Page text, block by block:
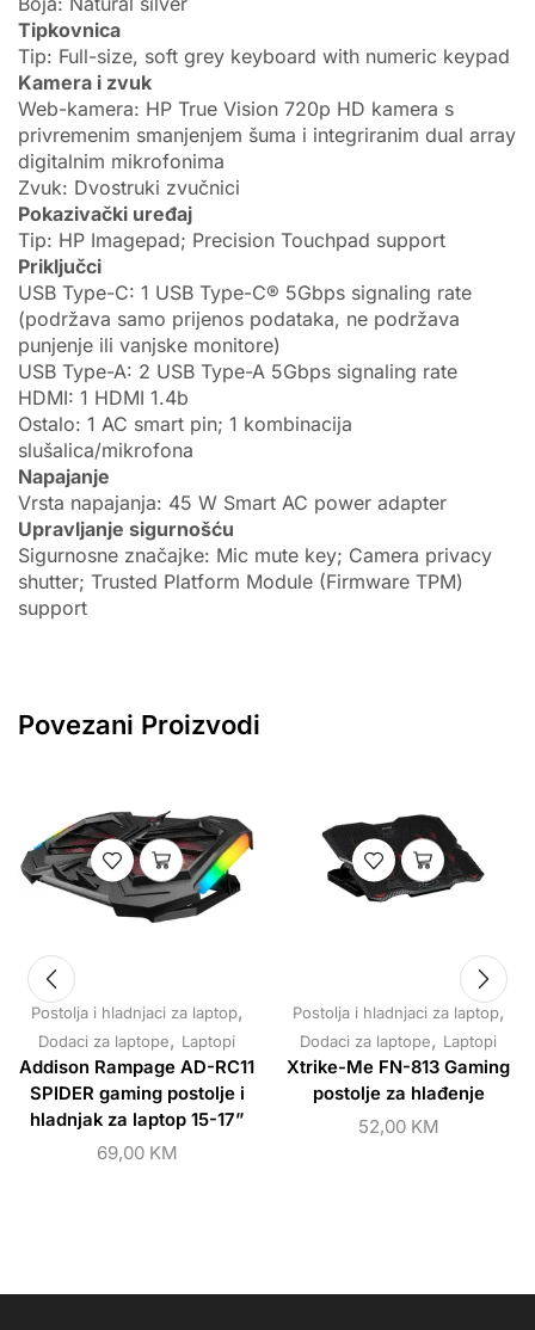
Tipkovnica
Tip: Full-size, soft grey keyboard with numeric keypad
Kamera i zvuk
Web-kamera: HP True Vision 720p HD kamera s
privremenim smanjenjem šuma i integriranim dual array
digitalnim mikrofonima
Zvuk: Dvostruki zvučnici
Pokazivački uređaj
Tip: HP Imagepad; Precision Touchpad support
Priključci
USB Type-C: 1 USB Type-C® 5Gbps signaling rate
(podržava samo prijenos podataka, ne podržava
punjenje ili vanjske monitore)
USB Type-A: 2 USB Type-A 5Gbps signaling rate
HDMI: 1 HDMI 1.4b
Ostalo: 1 AC smart pin; 1 kombinacija
slušalica/mikrofona
Napajanje
Vrsta napajanja: 45 W Smart AC power adapter
Upravljanje sigurnošću
Sigurnosne značajke: Mic mute key; Camera privacy
shutter; Trusted Platform Module (Firmware TPM)
support
Povezani Proizvodi
Postolja i hladnjaci za laptop,
Dodaci za laptope, Laptopi
Addison Rampage AD-RC11
SPIDER gaming postolje i
hladnjak za laptop 15-17”
69,00 KM
Postolja i hladnjaci za laptop,
Dodaci za laptope, Laptopi
Xtrike-Me FN-813 Gaming
postolje za hlađenje
52,00 KM